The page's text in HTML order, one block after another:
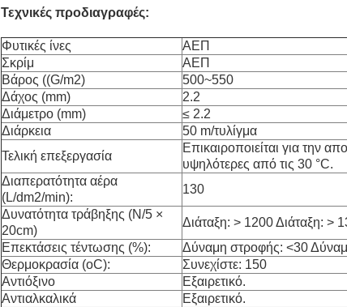
Τεχνικές προδιαγραφές:
Φυτικές ίνες
ΑΕΠ
Σκρίμ
ΑΕΠ
Βάρος ((G/m2)
500~550
Δάχος (mm)
2.2
Διάμετρο (mm)
≤ 2.2
Διάρκεια
50 m/τυλίγμα
Τελική επεξεργασία
Επικαιροποιείται για την
υψηλότερες από τις 30 °C.
Διαπερατότητα αέρα
(L/dm2/min):
130
Δυνατότητα τράβηξης (N/5 ×
20cm)
Διάταξη: > 1200 Διάταξη: >
Επεκτάσεις τέντωσης (%):
Δύναμη στροφής: <30
Θερμοκρασία (oC):
Συνεχίστε: 150
Αντιόξινο
Εξαιρετικό.
Αντιαλκαλικά
Εξαιρετικό.